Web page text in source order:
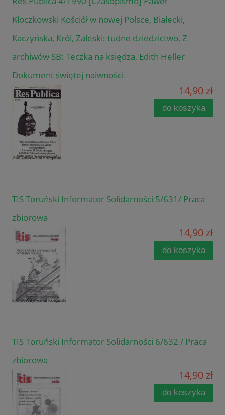
Kłoczkowski Kościół w nowej Polsce, Białecki,
Kaczyńska, Król, Zaleski: tudne dziedzictwo, Z
archiwów SB: Teczka na księdza, Edith Heller
Dokument świętej naiwności
14,90 zł
do koszyka
TIS Toruński Informator Solidarności 5/631/ Praca
zbiorowa
14,90 zł
do koszyka
TIS Toruński Informator Solidarności 6/632 / Praca
zbiorowa
14,90 zł
do koszyka